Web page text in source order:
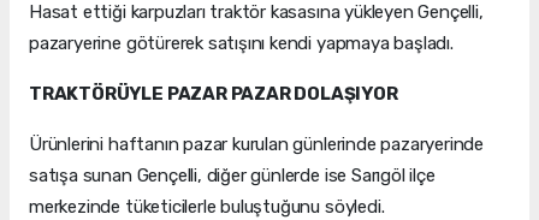
Hasat ettiği karpuzları traktör kasasına yükleyen Gençelli,
pazaryerine götürerek satışını kendi yapmaya başladı.
TRAKTÖRÜYLE PAZAR PAZAR DOLAŞIYOR
Ürünlerini haftanın pazar kurulan günlerinde pazaryerinde
satışa sunan Gençelli, diğer günlerde ise Sarıgöl ilçe
merkezinde tüketicilerle buluştuğunu söyledi.